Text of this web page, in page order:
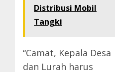
Distribusi Mobil
Tangki
“Camat, Kepala Desa
dan Lurah harus